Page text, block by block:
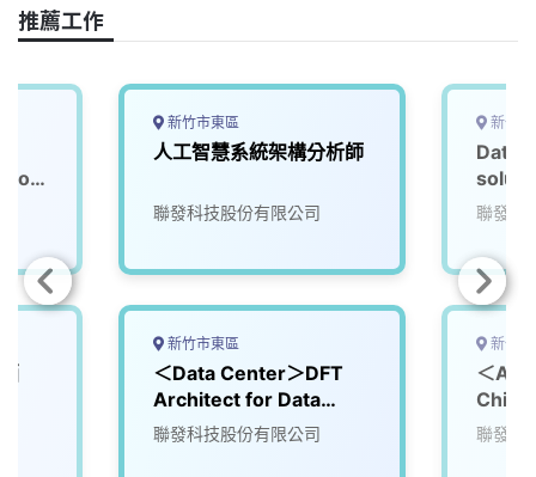
o
k
n
k
推薦工作
for
新竹市東區
人工智慧系統架構分析師
聯發科技股份有限公司
新竹市東區
＜Data Center＞DFT
Architect for Data
Center ASIC products
聯發科技股份有限公司
新竹
Data
聯發科
新竹
＜
Chip
for
聯發科